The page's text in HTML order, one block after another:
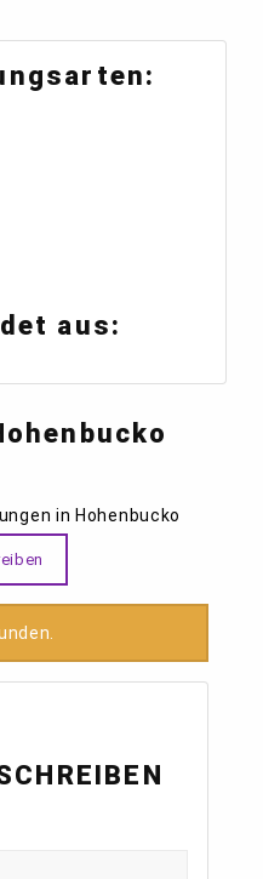
aus:
in Hohenbucko